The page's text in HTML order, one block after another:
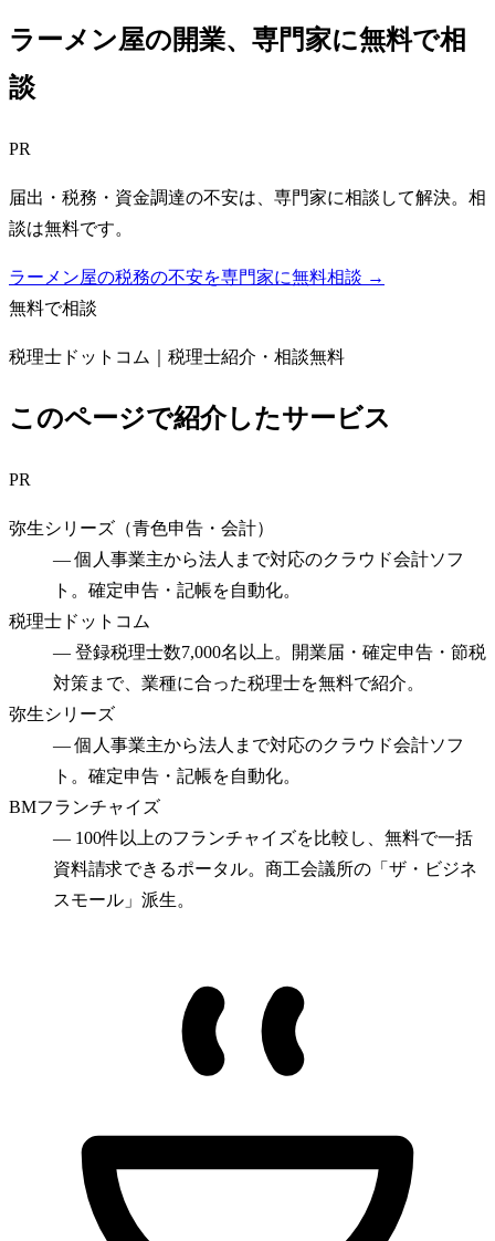
ラーメン屋の開業、専門家に無料で相
談
PR
届出・税務・資金調達の不安は、専門家に相談して解決。相
談は無料です。
ラーメン屋の税務の不安を専門家に無料相談 →
無料で相談
税理士ドットコム｜税理士紹介・相談無料
このページで紹介したサービス
PR
弥生シリーズ（青色申告・会計）
—個人事業主から法人まで対応のクラウド会計ソフ
ト。確定申告・記帳を自動化。
税理士ドットコム
— 登録税理士数7,000名以上。開業届・確定申告・節税
対策まで、業種に合った税理士を無料で紹介。
弥生シリーズ
—個人事業主から法人まで対応のクラウド会計ソフ
ト。確定申告・記帳を自動化。
BMフランチャイズ
— 100件以上のフランチャイズを比較し、無料で一括
資料請求できるポータル。商工会議所の「ザ・ビジネ
スモール」派生。